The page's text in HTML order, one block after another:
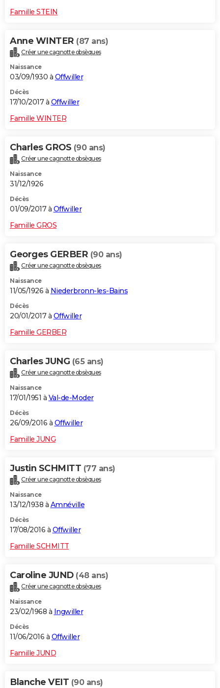
Famille STEIN
Anne WINTER (87 ans)
Créer une cagnotte obsèques
Naissance
03/09/1930 à Offwiller
Décès
17/10/2017 à Offwiller
Famille WINTER
Charles GROS (90 ans)
Créer une cagnotte obsèques
Naissance
31/12/1926
Décès
01/09/2017 à Offwiller
Famille GROS
Georges GERBER (90 ans)
Créer une cagnotte obsèques
Naissance
11/05/1926 à Niederbronn-les-Bains
Décès
20/01/2017 à Offwiller
Famille GERBER
Charles JUNG (65 ans)
Créer une cagnotte obsèques
Naissance
17/01/1951 à Val-de-Moder
Décès
26/09/2016 à Offwiller
Famille JUNG
Justin SCHMITT (77 ans)
Créer une cagnotte obsèques
Naissance
13/12/1938 à Amnéville
Décès
17/08/2016 à Offwiller
Famille SCHMITT
Caroline JUND (48 ans)
Créer une cagnotte obsèques
Naissance
23/02/1968 à Ingwiller
Décès
11/06/2016 à Offwiller
Famille JUND
Blanche VEIT (90 ans)